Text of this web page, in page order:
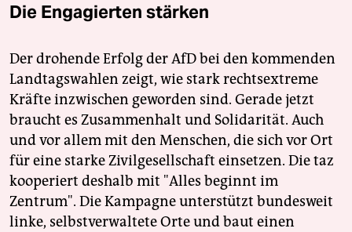
Die Engagierten stärken
Der drohende Erfolg der AfD bei den kommenden
Landtagswahlen zeigt, wie stark rechtsextreme
Kräfte inzwischen geworden sind. Gerade jetzt
braucht es Zusammenhalt und Solidarität. Auch
und vor allem mit den Menschen, die sich vor Ort
für eine starke Zivilgesellschaft einsetzen. Die taz
kooperiert deshalb mit "Alles beginnt im
Zentrum". Die Kampagne unterstützt bundesweit
linke, selbstverwaltete Orte und baut einen